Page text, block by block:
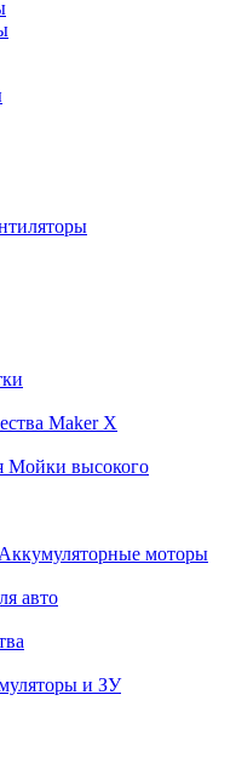
Maker X
Мойки высокого
Аккумуляторные моторы
авто
и ЗУ